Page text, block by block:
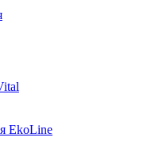
EkoLine